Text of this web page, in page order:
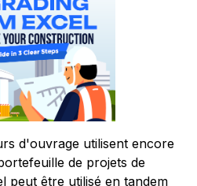
d'ouvrage utilisent encore
de projets de
peut être utilisé en tandem